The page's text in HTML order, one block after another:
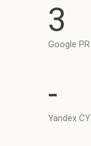
3
Google PR
-
Yandex CY